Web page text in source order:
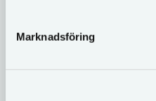
Marknadsföring
Highbury är ett
kreativ och aktiv miljö.